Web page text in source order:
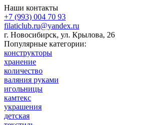
Наши контакты
+7 (993) 004 70 93
filaticlub.ru@yandex.ru
г. Новосибирск, ул. Крылова, 26
Популярные категории:
конструкторы
хранение
количество
валяния руками
игольницы
камтекс
украшения
детская